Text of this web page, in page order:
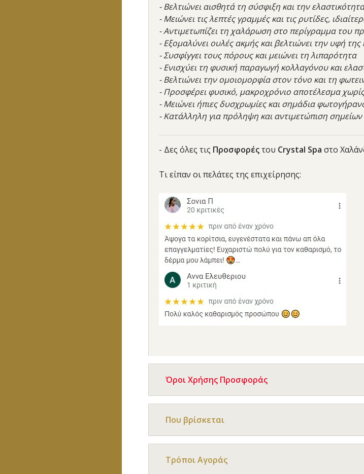
- Βελτιώνει αισθητά τη σύσφιξη και την
- Μειώνει τις λεπτές γραμμές και τις ρυτίδες,
- Αντιμετωπίζει τη χαλάρωση στο περίγραμμα του
- Εξομαλύνει ουλές ακμής και βελτιώνει την υφή της
- Συσφίγγει τους πόρους και μειώνει τη λιπαρότητα
- Ενισχύει τη φυσική παραγωγή κολλαγόνου και
- Βελτιώνει την ομοιομορφία στον τόνο και τη
- Προσφέρει φυσικό, μακροχρόνιο αποτέλεσμα
- Μειώνει ήπιες δυσχρωμίες και σημάδια
- Κατάλληλη για πρόληψη και αντιμετώπιση
- Δες όλες τις Προσφορέςτου Crystal Spa στο
Τι είπαν οι πελάτες της επιχείρησης:
Όροι Χρήσης Προσφοράς
Που βρίσκεται
Τρόποι Αγοράς